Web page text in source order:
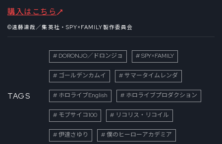
購入はこちら
©遠藤達哉／集英社・SPY×FAMILY製作委員会
TAGS
DORONJO／ドロンジョ SPY×FAMILY
ゴールデンカムイ サマータイムレンダ
ホロライブEnglish ホロライブプロダクション
モブサイコ100 リコリス・リコイル
伊達さゆり 僕のヒーローアカデミア